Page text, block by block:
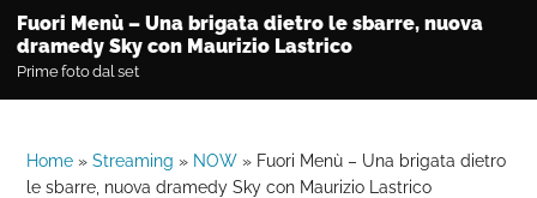
Fuori Menù – Una brigata dietro le sbarre, nuova
dramedy Sky con Maurizio Lastrico
Prime foto dal set
Home »Streaming » NOW » Fuori Menù – Una brigata dietro
le sbarre, nuova dramedy Sky con Maurizio Lastrico